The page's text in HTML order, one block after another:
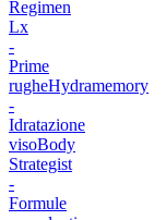
Regimen
Lx
-
Prime
rugheHydramemory
-
Idratazione
visoBody
Strategist
-
Formule